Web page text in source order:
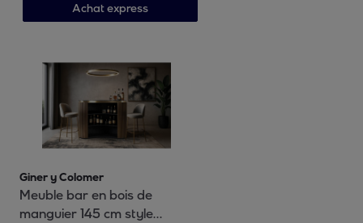
Achat express
Giner y Colomer
Meuble bar en bois de
manguier 145 cm style